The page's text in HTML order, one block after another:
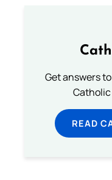
Get answers
READ